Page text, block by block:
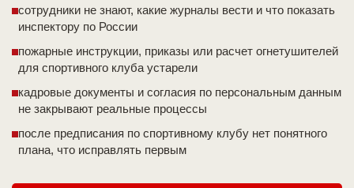
сотрудники не знают, какие журналы вести и что показать
инспектору по России
пожарные инструкции, приказы или расчет огнетушителей
для спортивного клуба устарели
кадровые документы и согласия по персональным данным
не закрывают реальные процессы
после предписания по спортивному клубу нет понятного
плана, что исправлять первым